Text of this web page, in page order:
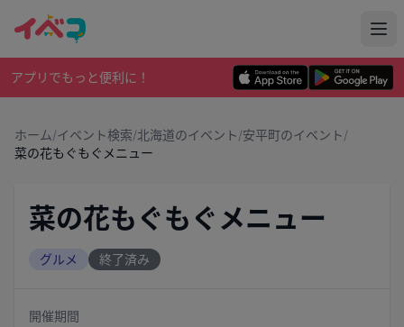
アプリでもっと便利に！
ホーム/イベント検索/北海道のイベント/安平町のイベント/
菜の花もぐもぐメニュー
菜の花もぐもぐメニュー
グルメ 終了済み
開催期間